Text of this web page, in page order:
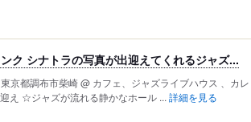
ク シナトラの写真が出迎えてくれるジャズ...
京都調布市柴崎 @ カフェ、ジャズライブハウス 、カレ
え ☆ジャズが流れる静かなホール ... 詳細を見る